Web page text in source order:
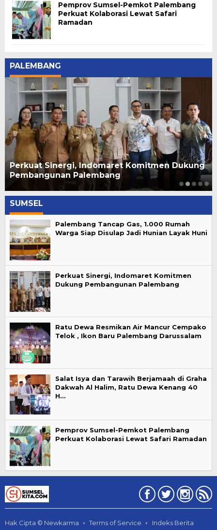
Pemprov Sumsel-Pemkot Palembang
Perkuat Kolaborasi Lewat Safari
Ramadan
PALEMBANG
Perkuat Sinergi, Indomaret Komitmen Dukung
Pembangunan Palembang
SUMSEL
Palembang Tancap Gas, 1.000 Rumah
Warga Siap Disulap Jadi Hunian Layak Huni
Perkuat Sinergi, Indomaret Komitmen
Dukung Pembangunan Palembang
Ratu Dewa Resmikan Air Mancur Cempako
Telok , Ikon Baru Palembang Darussalam
Salat Isya dan Tarawih Berjamaah di Graha
Dakwah Al Halim, Ratu Dewa Kenang 40
H…
Pemprov Sumsel-Pemkot Palembang
Perkuat Kolaborasi Lewat Safari Ramadan
Hak Cipta © Newkarma Terms of Service Indeks Berita